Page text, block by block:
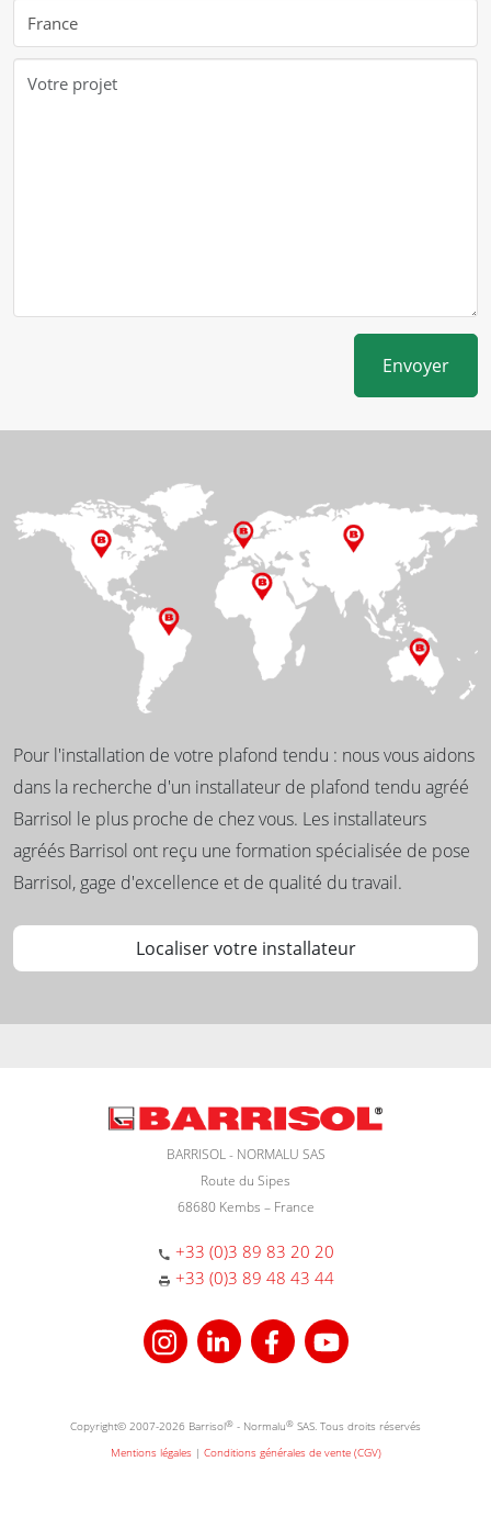
Envoyer
Pour l'installation de votre plafond tendu : nous vous aidons
dans la recherche d'un installateur de plafond tendu agréé
Barrisol le plus proche de chez vous. Les installateurs
agréés Barrisol ont reçu une formation spécialisée de pose
Barrisol, gage d'excellence et de qualité du travail.
Localiser votre installateur
BARRISOL - NORMALU SAS
Route du Sipes
68680 Kembs – France
+33 (0)3 89 83 20 20
+33 (0)3 89 48 43 44
Copyright© 2007-2026 Barrisol® - Normalu® SAS. Tous droits réservés
Mentions légales| Conditions générales de vente (CGV)